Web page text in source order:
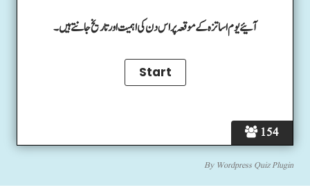
154
آئیے یوم اساتزہ کے موقعہ پر اس دن کی اہمیت اور تاریخ جانتے ہیں۔
By Wordpress Quiz Plugin